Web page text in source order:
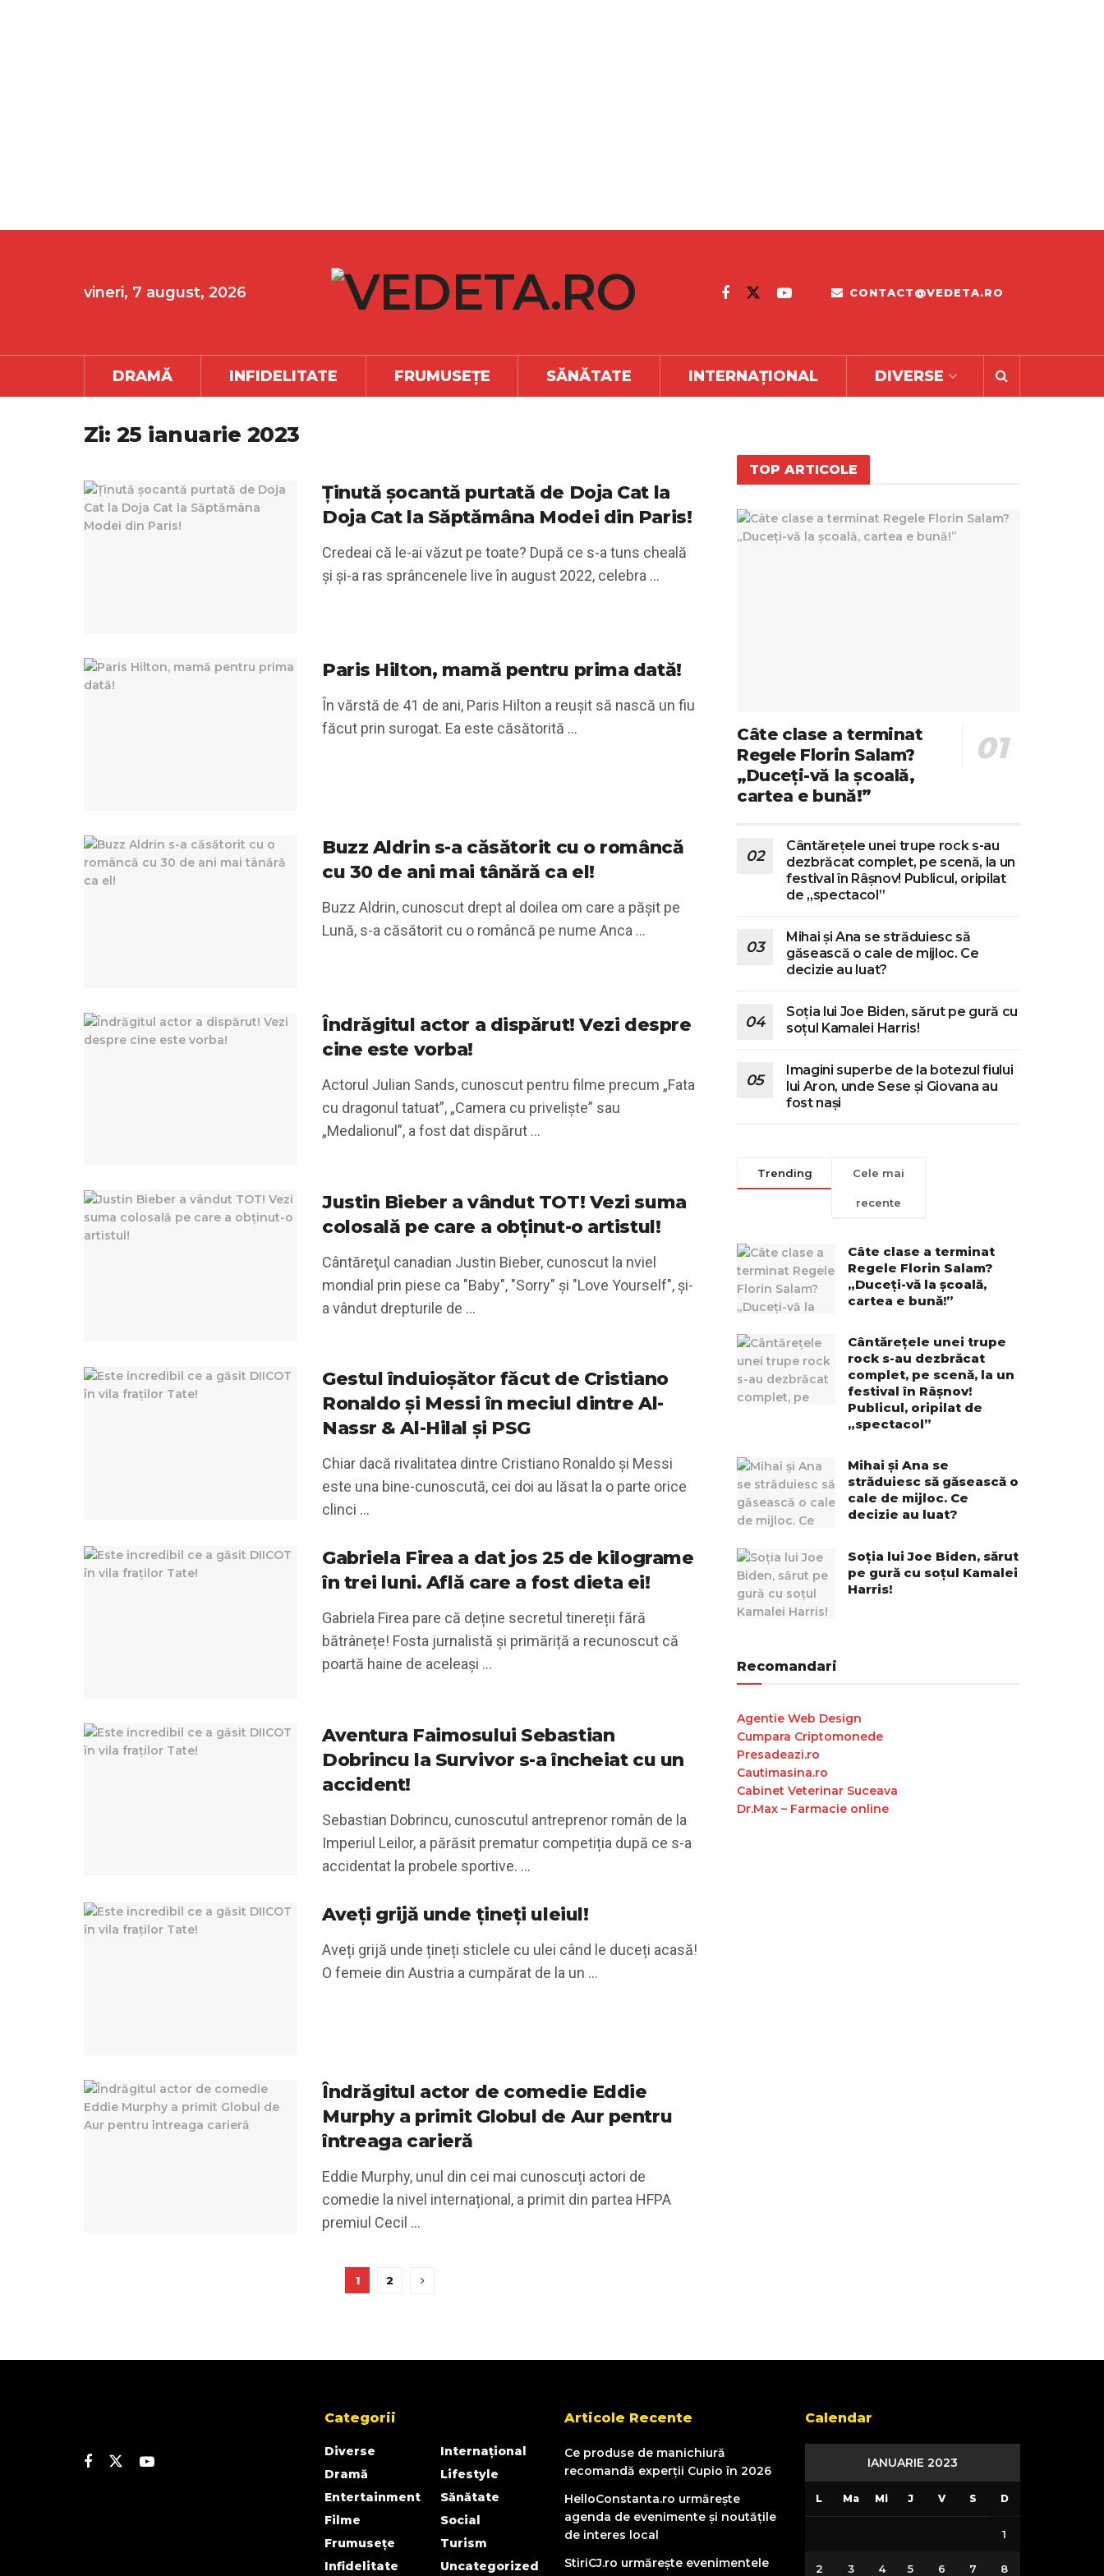
vineri, 7 august, 2026 CONTACT@VEDETA.RO
DRAMĂ INFIDELITATE FRUMUSEȚE SĂNĂTATE INTERNAȚIONAL DIVERSE
Zi: 25 ianuarie 2023
Ținută șocantă purtată de Doja Cat la
Doja Cat la Săptămâna Modei din Paris!
Credeai că le-ai văzut pe toate? După ce s-a tuns cheală
și și-a ras sprâncenele live în august 2022, celebra ...
Paris Hilton, mamă pentru prima dată!
În vărstă de 41 de ani, Paris Hilton a reușit să nască un fiu
făcut prin surogat. Ea este căsătorită ...
Buzz Aldrin s-a căsătorit cu o româncă
cu 30 de ani mai tânără ca el!
Buzz Aldrin, cunoscut drept al doilea om care a pășit pe
Lună, s-a căsătorit cu o româncă pe nume Anca ...
Îndrăgitul actor a dispărut! Vezi despre
cine este vorba!
Actorul Julian Sands, cunoscut pentru filme precum „Fata
cu dragonul tatuat”, „Camera cu priveliște” sau
„Medalionul”, a fost dat dispărut ...
Justin Bieber a vândut TOT! Vezi suma
colosală pe care a obținut-o artistul!
Cântăreţul canadian Justin Bieber, cunoscut la nviel
mondial prin piese ca "Baby", "Sorry" şi "Love Yourself", și-
a vândut drepturile de ...
Gestul înduioșător făcut de Cristiano
Ronaldo și Messi în meciul dintre Al-
Nassr & Al-Hilal și PSG
Chiar dacă rivalitatea dintre Cristiano Ronaldo și Messi
este una bine-cunoscută, cei doi au lăsat la o parte orice
clinci ...
Gabriela Firea a dat jos 25 de kilograme
în trei luni. Află care a fost dieta ei!
Gabriela Firea pare că deține secretul tinereții fără
bătrânețe! Fosta jurnalistă și primăriță a recunoscut că
poartă haine de aceleași ...
Aventura Faimosului Sebastian
Dobrincu la Survivor s-a încheiat cu un
accident!
Sebastian Dobrincu, cunoscutul antreprenor român de la
Imperiul Leilor, a părăsit prematur competiția după ce s-a
accidentat la probele sportive. ...
Aveți grijă unde țineți uleiul!
Aveți grijă unde țineți sticlele cu ulei când le duceți acasă!
O femeie din Austria a cumpărat de la un ...
Îndrăgitul actor de comedie Eddie
Murphy a primit Globul de Aur pentru
întreaga carieră
Eddie Murphy, unul din cei mai cunoscuți actori de
comedie la nivel internațional, a primit din partea HFPA
premiul Cecil ...
1 2
TOP ARTICOLE
Câte clase a terminat
Regele Florin Salam?
„Duceți-vă la școală,
cartea e bună!”
Cântărețele unei trupe rock s-au
dezbrăcat complet, pe scenă, la un
festival în Râșnov! Publicul, oripilat
de „spectacol”
Mihai și Ana se străduiesc să
găsească o cale de mijloc. Ce
decizie au luat?
Soția lui Joe Biden, sărut pe gură cu
soțul Kamalei Harris!
Imagini superbe de la botezul fiului
lui Aron, unde Sese și Giovana au
fost nași
Trending Cele mai
recente
Câte clase a terminat
Regele Florin Salam?
„Duceți-vă la școală,
cartea e bună!”
Cântărețele unei trupe
rock s-au dezbrăcat
complet, pe scenă, la un
festival în Râșnov!
Publicul, oripilat de
„spectacol”
Mihai și Ana se
străduiesc să găsească o
cale de mijloc. Ce
decizie au luat?
Soția lui Joe Biden, sărut
pe gură cu soțul Kamalei
Harris!
Recomandari
Agentie Web Design
Cumpara Criptomonede
Presadeazi.ro
Cautimasina.ro
Cabinet Veterinar Suceava
Dr.Max – Farmacie online
Categorii
Diverse
Dramă
Entertainment
Filme
Frumusețe
Infidelitate
Internațional
Lifestyle
Sănătate
Social
Turism
Uncategorized
Articole Recente
Ce produse de manichiură
recomandă experții Cupio în 2026
HelloConstanta.ro urmărește
agenda de evenimente și noutățile
de interes local
StiriCJ.ro urmărește evenimentele
Calendar
IANUARIE 2023
L Ma Mi J V S D
1
2 3 4 5 6 7 8